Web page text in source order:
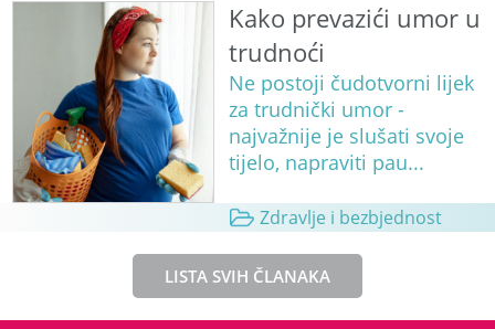
Kako prevazići umor u
trudnoći
Ne postoji čudotvorni lijek
za trudnički umor -
najvažnije je slušati svoje
tijelo, napraviti pau...
Zdravlje i bezbjednost
LISTA SVIH ČLANAKA